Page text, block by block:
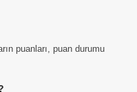
puanları, puan durumu